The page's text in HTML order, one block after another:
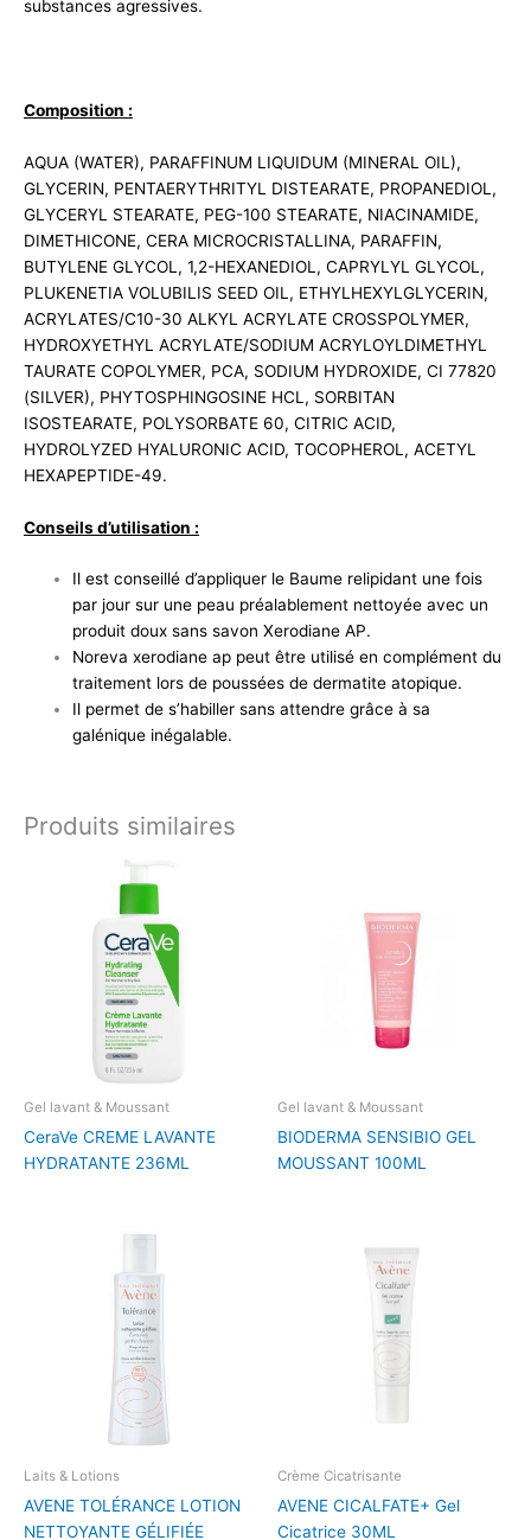
substances agressives.
Composition :
AQUA (WATER), PARAFFINUM LIQUIDUM (MINERAL OIL),
GLYCERIN, PENTAERYTHRITYL DISTEARATE, PROPANEDIOL,
GLYCERYL STEARATE, PEG-100 STEARATE, NIACINAMIDE,
DIMETHICONE, CERA MICROCRISTALLINA, PARAFFIN,
BUTYLENE GLYCOL, 1,2-HEXANEDIOL, CAPRYLYL GLYCOL,
PLUKENETIA VOLUBILIS SEED OIL, ETHYLHEXYLGLYCERIN,
ACRYLATES/C10-30 ALKYL ACRYLATE CROSSPOLYMER,
HYDROXYETHYL ACRYLATE/SODIUM ACRYLOYLDIMETHYL
TAURATE COPOLYMER, PCA, SODIUM HYDROXIDE, CI 77820
(SILVER), PHYTOSPHINGOSINE HCL, SORBITAN
ISOSTEARATE, POLYSORBATE 60, CITRIC ACID,
HYDROLYZED HYALURONIC ACID, TOCOPHEROL, ACETYL
HEXAPEPTIDE-49.
Conseils d’utilisation :
Il est conseillé d’appliquer le Baume relipidant une fois
par jour sur une peau préalablement nettoyée avec un
produit doux sans savon Xerodiane AP.
Noreva xerodiane ap peut être utilisé en complément du
traitement lors de poussées de dermatite atopique.
Il permet de s’habiller sans attendre grâce à sa
galénique inégalable.
Produits similaires
Gel lavant & Moussant
CeraVe CREME LAVANTE
HYDRATANTE 236ML
Gel lavant & Moussant
BIODERMA SENSIBIO GEL
MOUSSANT 100ML
Laits & Lotions
AVENE TOLÉRANCE LOTION
NETTOYANTE GÉLIFIÉE
Crème Cicatrisante
AVENE CICALFATE+ Gel
Cicatrice 30ML